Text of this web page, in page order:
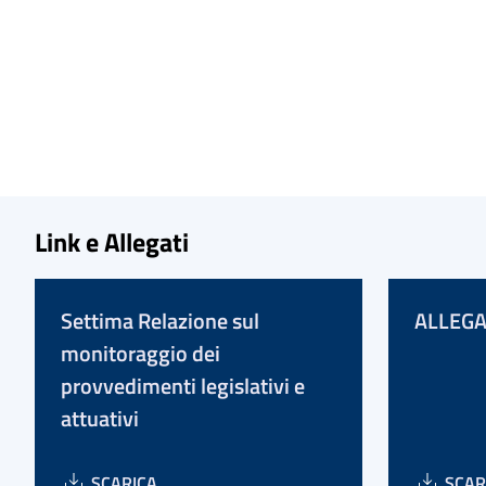
Link e Allegati
Settima Relazione sul
monitoraggio dei
provvedimenti legislativi e
attuativi